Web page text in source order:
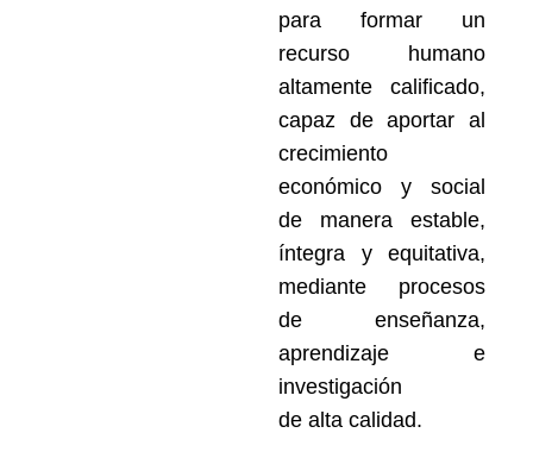
para formar un
recurso humano
altamente calificado,
capaz de aportar al
crecimiento
económico y social
de manera estable,
íntegra y equitativa,
mediante procesos
de enseñanza,
aprendizaje e
investigación
de alta calidad.